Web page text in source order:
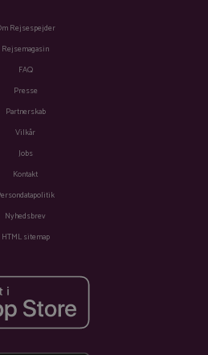
Rejsespejder
Rejsemagasin
FAQ
Presse
Partnerskab
Vilkår
Jobs
Kontakt
Nyhedsbrev
HTML sitemap